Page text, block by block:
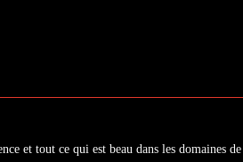
et tout ce qui est beau dans les domaines